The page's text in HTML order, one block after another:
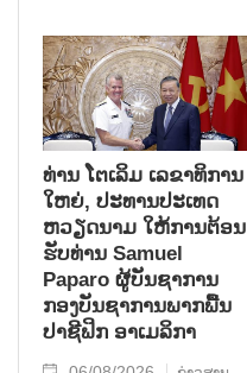
ທ່ານ ໂຕ​ເລິມ ເລ​ຂາ​ທິ​ການ​
ໃຫຍ່, ປະ​ທານ​ປະ​ເທດ ​
ຫວຽດ​ນາມ ໃຫ້​ການ​ຕ້ອນ​
ຮັບ​ທ່ານ Samuel
Paparo ຜູ້​ບັນ​ຊາ​ການ
ກອງ​ບັນ​ຊາ​ການພາກ​ພື້ນ​
ປາ​ຊີ​ຟິກ ອາ​ເມ​ລິ​ກາ